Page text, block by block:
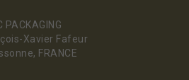
PACKAGING
Xavier Fafeur
FRANCE